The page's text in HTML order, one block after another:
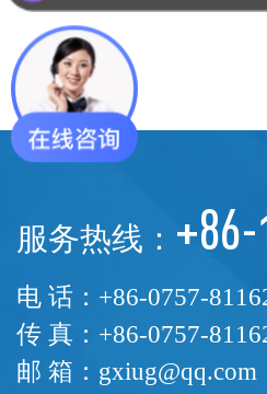
服务热线：
电 话：+86-0757-
传 真：+86-0757-
邮 箱：gxiug@qq.com